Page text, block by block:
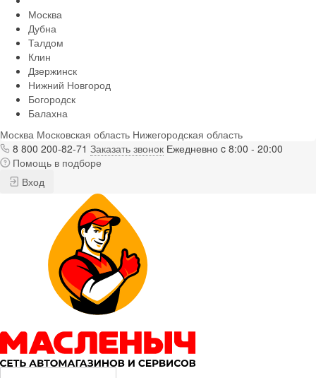
Москва
Дубна
Талдом
Клин
Дзержинск
Нижний Новгород
Богородск
Балахна
Москва Московская область Нижегородская область
8 800 200-82-71 Заказать звонок Ежедневно c 8:00 - 20:00
Помощь в подборе
Вход